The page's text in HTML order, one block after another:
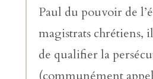
Paul du pouvoir de
magistrats chrétiens,
de qualifier la